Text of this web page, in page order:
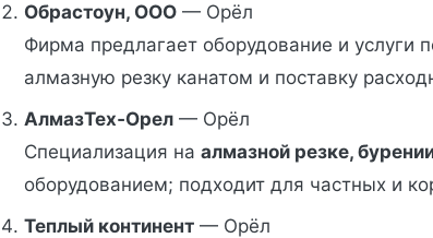
Обрастоун, ООО — Орёл
Фирма предлагает оборудование и услуги
алмазную резку канатом и поставку
АлмазТех‑Орел — Орёл
Специализация на алмазной резке,
оборудованием; подходит для частных и
Теплый континент — Орёл